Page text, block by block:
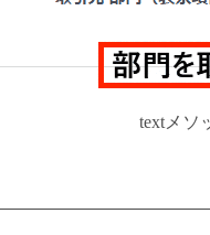
textメソ